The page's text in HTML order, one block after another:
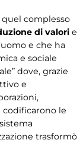
quel complesso
di valori e
e che ha
e sociale
dove, grazie
e
codificarono le
trasformò